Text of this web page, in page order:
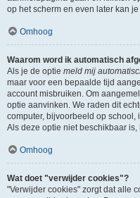
op het scherm en even later kan
Omhoog
Waarom word ik automatisch
Als je de optie meld mij
maar voor een bepaalde tijd
account misbruiken. Om
optie aanvinken. We raden dit
computer, bijvoorbeeld op
Als deze optie niet beschikbaar
Omhoog
Wat doet "verwijder cookies"?
"Verwijder cookies" zorgt dat alle